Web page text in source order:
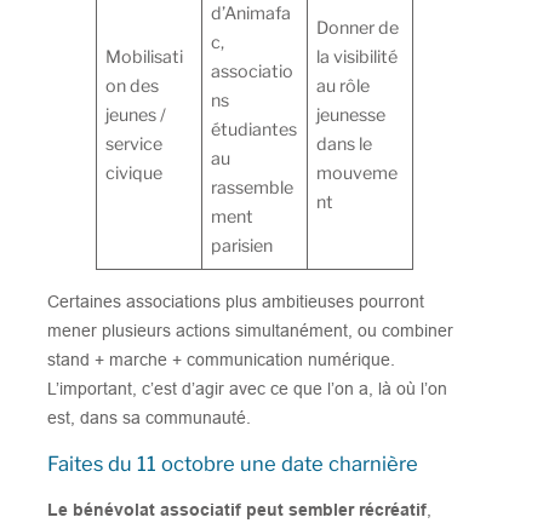
Mobilisati
on des
jeunes /
service
civique
d’Animafa
c,
associatio
ns
étudiantes
au
rassemble
ment
parisien
Donner de
la visibilité
au rôle
jeunesse
dans le
mouveme
nt
Certaines associations plus ambitieuses pourront
mener plusieurs actions simultanément, ou combiner
stand + marche + communication numérique.
L’important, c’est d’agir avec ce que l’on a, là où l’on
est, dans sa communauté.
Faites du 11 octobre une date charnière
Le bénévolat associatif peut sembler récréatif